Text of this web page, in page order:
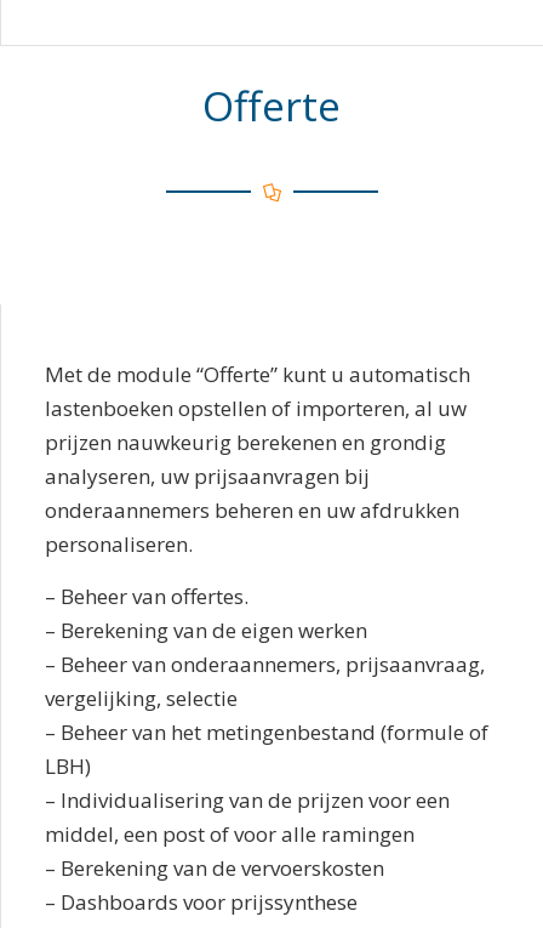
Offerte
Met de module “Offerte” kunt u automatisch
lastenboeken opstellen of importeren, al uw
prijzen nauwkeurig berekenen en grondig
analyseren, uw prijsaanvragen bij
onderaannemers beheren en uw afdrukken
personaliseren.
– Beheer van offertes.
– Berekening van de eigen werken
– Beheer van onderaannemers, prijsaanvraag,
vergelijking, selectie
– Beheer van het metingenbestand (formule of
LBH)
– Individualisering van de prijzen voor een
middel, een post of voor alle ramingen
– Berekening van de vervoerskosten
– Dashboards voor prijssynthese